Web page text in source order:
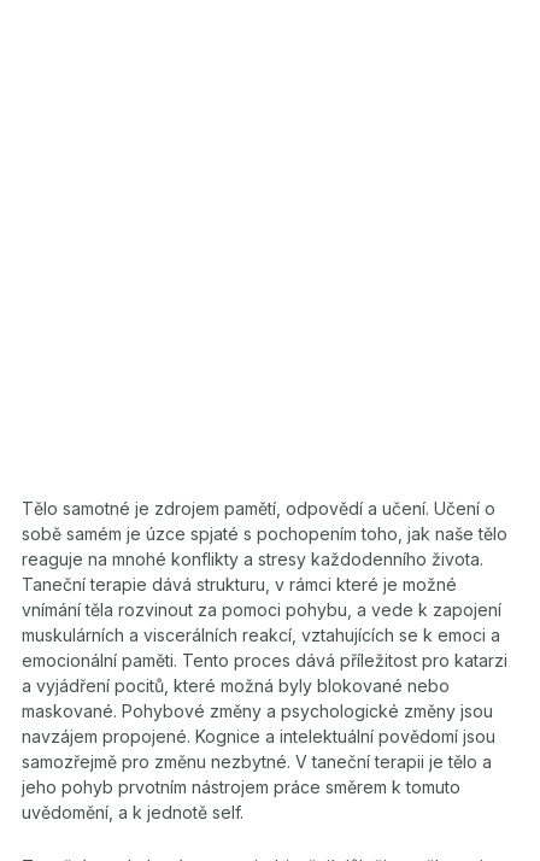
Tělo samotné je zdrojem pamětí, odpovědí a učení. Učení o
sobě samém je úzce spjaté s pochopením toho, jak naše tělo
reaguje na mnohé konflikty a stresy každodenního života.
Taneční terapie dává strukturu, v rámci které je možné
vnímání těla rozvinout za pomoci pohybu, a vede k zapojení
muskulárních a viscerálních reakcí, vztahujících se k emoci a
emocionální paměti. Tento proces dává příležitost pro katarzi
a vyjádření pocitů, které možná byly blokované nebo
maskované. Pohybové změny a psychologické změny jsou
navzájem propojené. Kognice a intelektuální povědomí jsou
samozřejmě pro změnu nezbytné. V taneční terapii je tělo a
jeho pohyb prvotním nástrojem práce směrem k tomuto
uvědomění, a k jednotě self.